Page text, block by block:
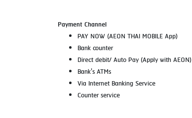
Payment Channel
PAY NOW (AEON THAI MOBILE App)
Bank counter
Direct debit/ Auto Pay (Apply with AEON)
Bank's ATMs
Via Internet Banking Service
Counter service